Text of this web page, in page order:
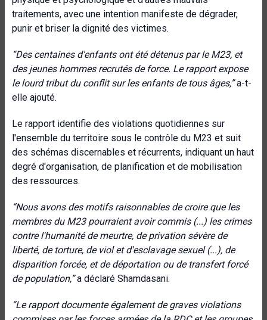
traitements, avec une intention manifeste de dégrader,
punir et briser la dignité des victimes.
“Des centaines d'enfants ont été détenus par le M23, et
des jeunes hommes recrutés de force. Le rapport expose
le lourd tribut du conflit sur les enfants de tous âges,”a-t-
elle ajouté.
Le rapport identifie des violations quotidiennes sur
l'ensemble du territoire sous le contrôle du M23 et suit
des schémas discernables et récurrents, indiquant un haut
degré d'organisation, de planification et de mobilisation
des ressources.
“Nous avons des motifs raisonnables de croire que les
membres du M23 pourraient avoir commis (...) les crimes
contre l'humanité de meurtre, de privation sévère de
liberté, de torture, de viol et d'esclavage sexuel (...), de
disparition forcée, et de déportation ou de transfert forcé
de population,”a déclaré Shamdasani.
“Le rapport documente également de graves violations